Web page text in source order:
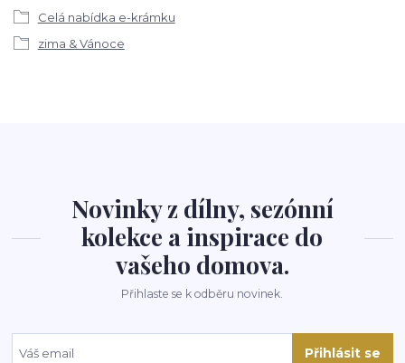
Celá nabídka e-krámku
zima & Vánoce
Novinky z dílny, sezónní
kolekce a inspirace do
vašeho domova.
Přihlaste se k odběru novinek.
Přihlásit se